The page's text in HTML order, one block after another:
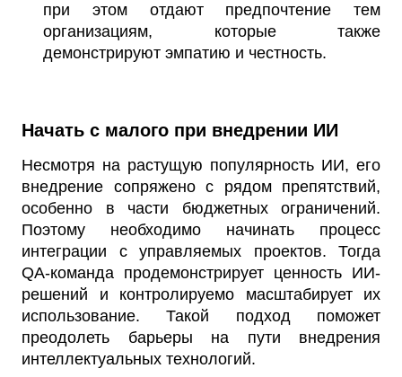
при этом отдают предпочтение тем
организациям, которые также
демонстрируют эмпатию и честность.
Начать с малого при внедрении ИИ
Несмотря на растущую популярность ИИ, его
внедрение сопряжено с рядом препятствий,
особенно в части бюджетных ограничений.
Поэтому необходимо начинать процесс
интеграции с управляемых проектов. Тогда
QA-команда продемонстрирует ценность ИИ-
решений и контролируемо масштабирует их
использование. Такой подход поможет
преодолеть барьеры на пути внедрения
интеллектуальных технологий.